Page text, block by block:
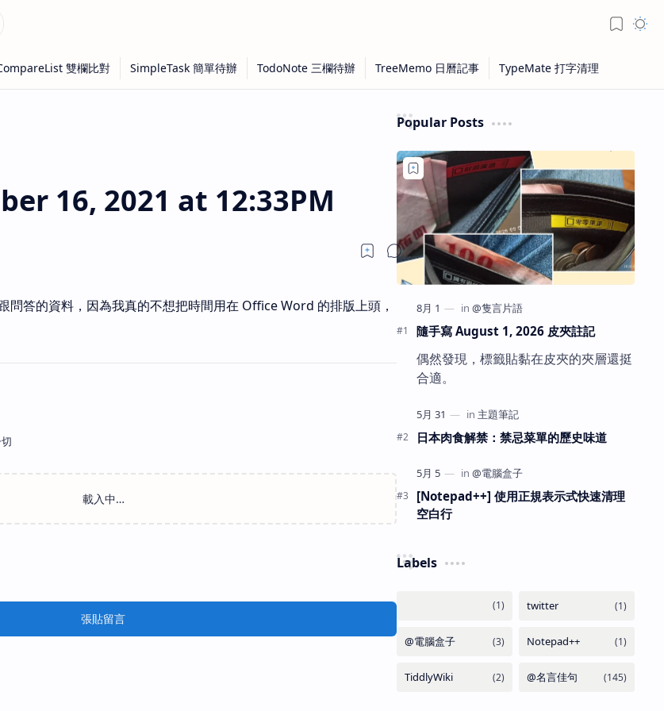
16, 2021 at 12:33PM
問答的資料，因為我真的不想把時間用在 Office Word 的排版上頭，
張貼留言
Popular Posts
隨手寫 August 1, 2026 皮夾註記
偶然發現，標籤貼黏在皮夾的夾層還挺
合適。
日本肉食解禁：禁忌菜單的歷史味道
[Notepad++] 使用正規表示式快速清理
空白行
Labels